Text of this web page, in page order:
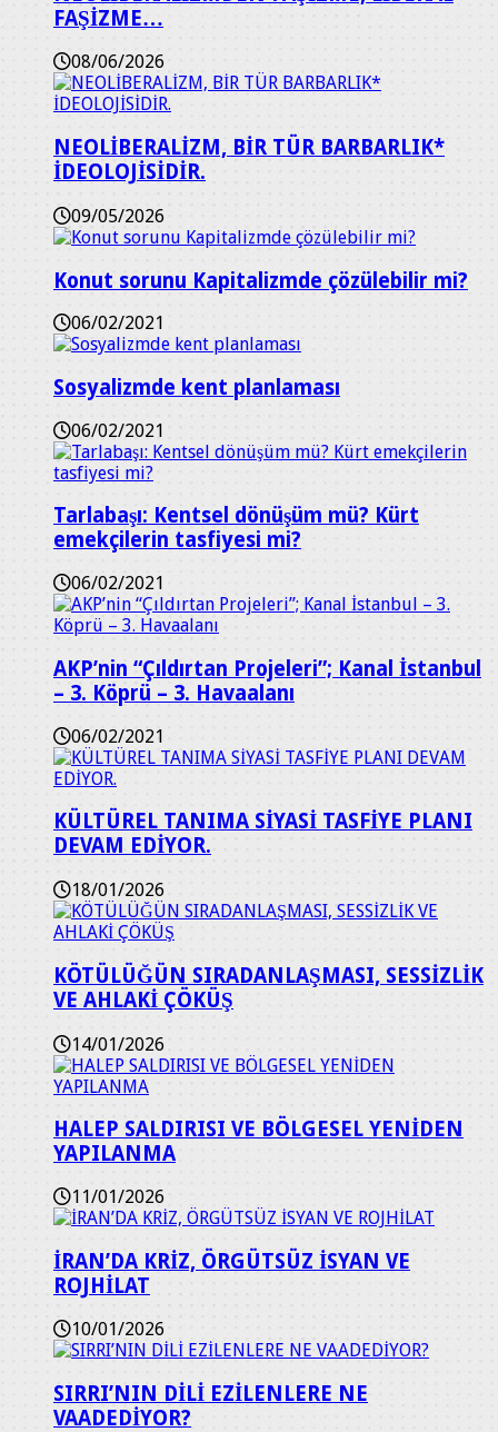
FAŞİZME…
08/06/2026
NEOLİBERALİZM, BİR TÜR BARBARLIK*
İDEOLOJİSİDİR.
09/05/2026
Konut sorunu Kapitalizmde çözülebilir mi?
06/02/2021
Sosyalizmde kent planlaması
06/02/2021
Tarlabaşı: Kentsel dönüşüm mü? Kürt
emekçilerin tasfiyesi mi?
06/02/2021
AKP’nin “Çıldırtan Projeleri”; Kanal İstanbul
– 3. Köprü – 3. Havaalanı
06/02/2021
KÜLTÜREL TANIMA SİYASİ TASFİYE PLANI
DEVAM EDİYOR.
18/01/2026
KÖTÜLÜĞÜN SIRADANLAŞMASI, SESSİZLİK
VE AHLAKİ ÇÖKÜŞ
14/01/2026
HALEP SALDIRISI VE BÖLGESEL YENİDEN
YAPILANMA
11/01/2026
İRAN’DA KRİZ, ÖRGÜTSÜZ İSYAN VE
ROJHİLAT
10/01/2026
SIRRI’NIN DİLİ EZİLENLERE NE
VAADEDİYOR?